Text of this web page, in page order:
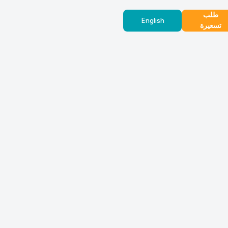
طلب
تسعيرة
English